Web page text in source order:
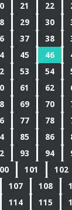
21 22
29 30
37 38
45 46
53 54
61 62
69 70
77 78
85 86
93 94
101 102
107 108
114 115